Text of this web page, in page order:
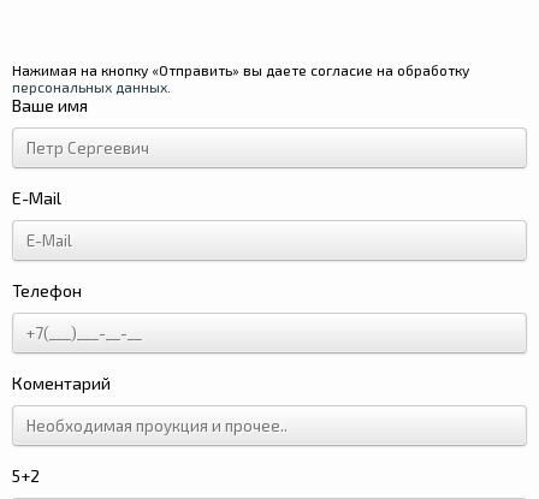
Ваше имя
E-Mail
Телефон
Коментарий
5+2
Нажимая на кнопку «Отправить» вы даете согласие на обработку
персональных данных